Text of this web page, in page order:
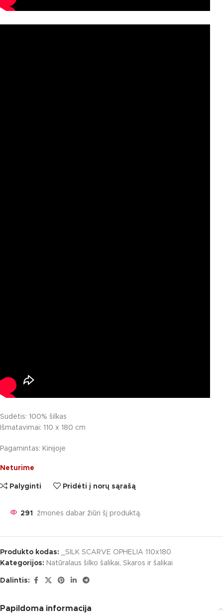
Sudėtis: 100% šilkas
Išmatavimai: 110 x 180 cm
Pagamintas: Kinijoje
Neturime
Palyginti Pridėti į norų sąrašą
291 žmonės dabar žiūri šį produktą.
Produkto kodas:
_SILK SCARVE OPHELIA 110x180
Kategorijos: Natūralaus šilko šalikai, Skaros ir šalikai
Dalintis:
Papildoma informacija